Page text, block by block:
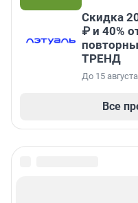
Скидка
₽ и 40%
ТРЕНД
До 15
Все